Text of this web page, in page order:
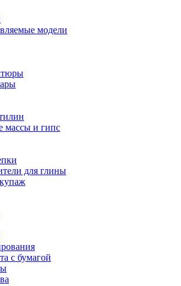
модели
массы и гипс
для глины
с бумагой